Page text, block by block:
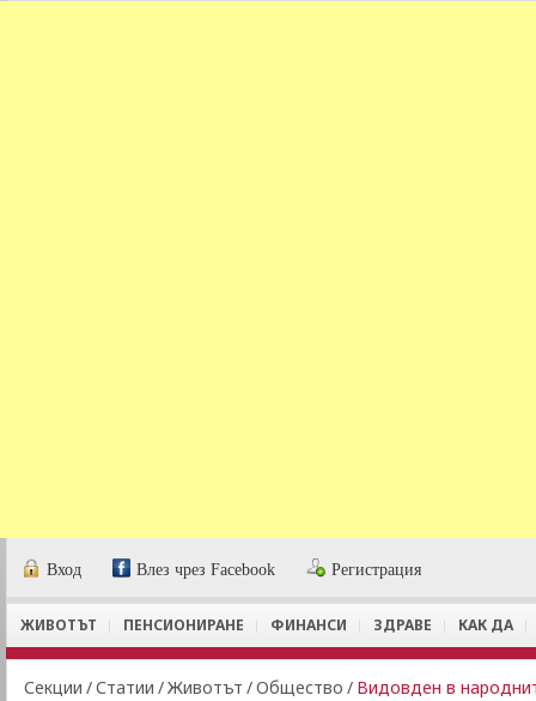
Вход Влез чрез Facebook Регистрация
ЖИВОТЪТ ПЕНСИОНИРАНЕ ФИНАНСИ ЗДРАВЕ КАК ДА
Секции /Статии /Животът /Общество / Видовден в